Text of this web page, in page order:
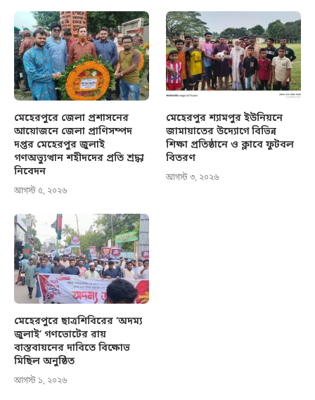
মেহেরপুরে জেলা প্রশাসনের
আয়োজনে জেলা প্রাণিসম্পদ
দপ্তর মেহেরপুর জুলাই
গণঅভ্যুত্থান শহীদদের প্রতি শ্রদ্ধা
নিবেদন
আগস্ট ৫, ২০২৬
মেহেরপুর শ্যামপুর ইউনিয়নে
জামায়াতের উদ্যোগে বিভিন্ন
শিক্ষা প্রতিষ্ঠানে ও ক্লাবে ফুটবল
বিতরণ
আগস্ট ৩, ২০২৬
মেহেরপুরে ছাত্রশিবিরের ‘অদম্য
জুলাই’ গণভোটের রায়
বাস্তবায়নের দাবিতে বিক্ষোভ
মিছিল অনুষ্ঠিত
আগস্ট ১, ২০২৬